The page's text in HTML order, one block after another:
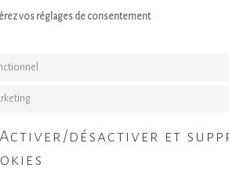
vos réglages de consentement
désactiver et